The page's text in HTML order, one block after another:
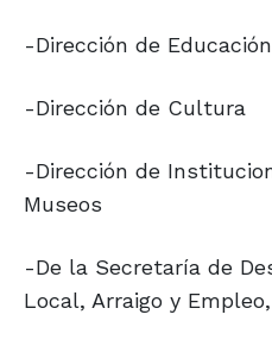
-Dirección de Educación
-Dirección de Cultura
-Dirección de
Museos
-De la Secretaría de
Local, Arraigo y